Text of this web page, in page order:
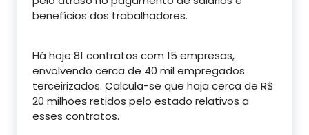
benefícios dos trabalhadores.
Há hoje 81 contratos com 15 empresas,
envolvendo cerca de 40 mil empregados
terceirizados. Calcula-se que haja cerca de R$
20 milhões retidos pelo estado relativos a
esses contratos.